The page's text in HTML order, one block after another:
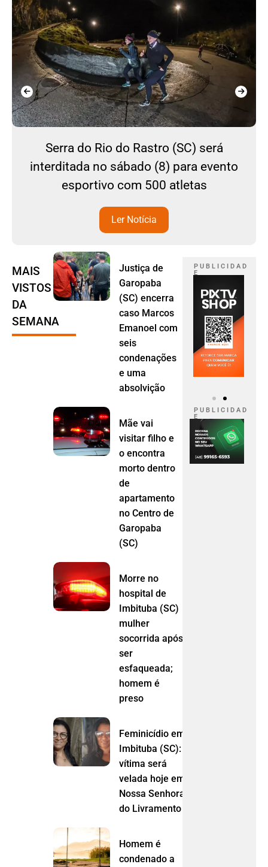
Serra do Rio do Rastro (SC) será
interditada no sábado (8) para evento
esportivo com 500 atletas
Ler Notícia
MAIS
VISTOS
DA
SEMANA
Justiça de
Garopaba
(SC) encerra
caso Marcos
Emanoel com
seis
condenações
e uma
absolvição
Mãe vai
visitar filho e
o encontra
morto dentro
de
apartamento
no Centro de
Garopaba
(SC)
Morre no
hospital de
Imbituba (SC)
mulher
socorrida após
ser
esfaqueada;
homem é
preso
Feminicídio em
Imbituba (SC):
vítima será
velada hoje em
Nossa Senhora
do Livramento (MT)
Homem é
condenado a
P U B L I C I D A D
E
P U B L I C I D A D
E